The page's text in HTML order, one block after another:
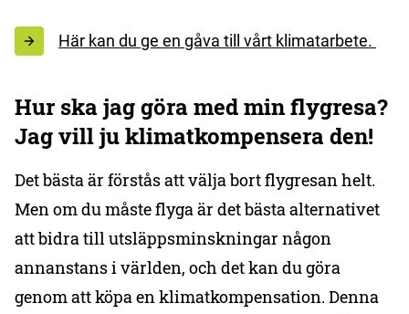
Här kan du ge en gåva till vårt klimatarbete.
Hur ska jag göra med min flygresa?
Jag vill ju klimatkompensera den!
Det bästa är förstås att välja bort flygresan helt.
Men om du måste flyga är det bästa alternativet
att bidra till utsläppsminskningar någon
annanstans i världen, och det kan du göra
genom att köpa en klimatkompensation. Denna